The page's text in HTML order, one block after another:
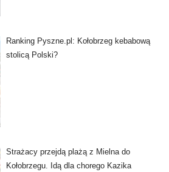
Ranking Pyszne.pl: Kołobrzeg kebabową
stolicą Polski?
Strażacy przejdą plażą z Mielna do
Kołobrzegu. Idą dla chorego Kazika